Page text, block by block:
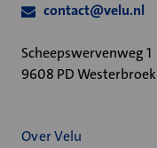
contact@velu.nl
Scheepswervenweg 1
9608 PD Westerbroek
Over Velu